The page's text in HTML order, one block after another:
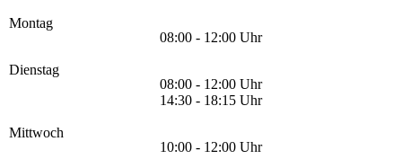
Montag
08:00 - 12:00 Uhr
Dienstag
08:00 - 12:00 Uhr
14:30 - 18:15 Uhr
Mittwoch
10:00 - 12:00 Uhr